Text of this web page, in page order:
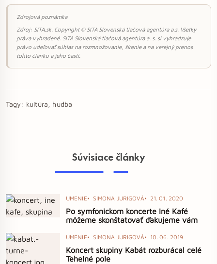
Zdrojová poznámka
Zdroj: SITA.sk. Copyright © SITA Slovenská tlačová agentúra a.s. Všetky
práva vyhradené. SITA Slovenská tlačová agentúra a. s. si vyhradzuje
právo udeľovať súhlas na rozmnožovanie, šírenie a na verejný prenos
tohto článku a jeho častí.
Tagy: kultúra, hudba
Súvisiace články
UMENIE SIMONA JURIGOVÁ 21. 01. 2020
Po symfonickom koncerte Iné Kafé
môžeme skonštatovať ďakujeme vám
UMENIE SIMONA JURIGOVÁ 10. 06. 2019
Koncert skupiny Kabát rozburácal celé
Tehelné pole